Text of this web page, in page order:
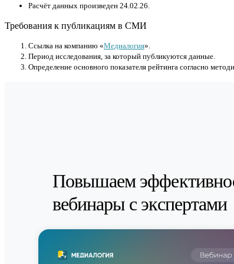
Расчёт данных произведен 24.02.26.
Требования к публикациям в СМИ
Cсылка на компанию «Медиалогия».
Период исследования, за который публикуются данные.
Определение основного показателя рейтинга согласно
Повышаем
вебинары с экспертами